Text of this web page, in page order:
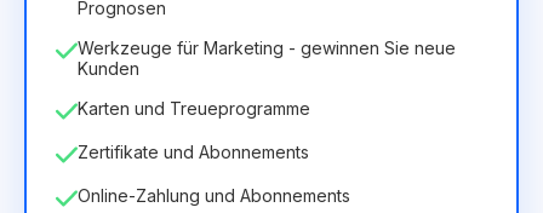
Prognosen
Werkzeuge für Marketing - gewinnen Sie neue
Kunden
Karten und Treueprogramme
Zertifikate und Abonnements
Online-Zahlung und Abonnements